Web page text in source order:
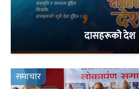
दासहरूको देश
समाचार